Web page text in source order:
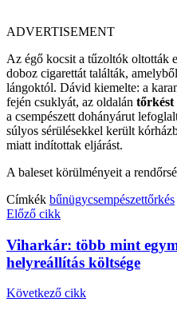
ADVERTISEMENT
Az égő kocsit a tűzoltók oltották
doboz cigarettát találták,
lángoktól. Dávid kiemelte: a
fején csuklyát, az oldalán tőrkést
a csempészett dohányárut
súlyos sérülésekkel került
miatt indítottak eljárást.
A baleset körülményeit a
Címkék bűnügycsempészettőrkés
Előző cikk
Viharkár: több mint
helyreállítás költsége
Következő cikk